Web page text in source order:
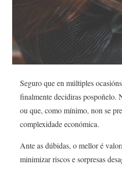
Seguro que en múltiples
finalmente decidiras pospoñelo.
ou que, como mínimo, non se
complexidade económica.
Ante as dúbidas, o mellor é
minimizar riscos e sorpresas